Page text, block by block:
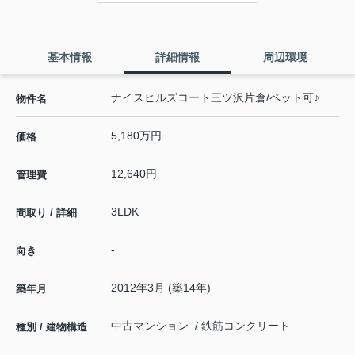
基本情報 詳細情報 周辺環境
物件名 ナイスヒルズコート三ツ沢片倉/ペット可♪
価格 5,180万円
管理費 12,640円
間取り / 詳細 3LDK
向き -
築年月 2012年3月 (築14年)
種別 / 建物構造 中古マンション / 鉄筋コンクリート